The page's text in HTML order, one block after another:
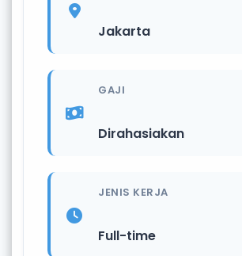
Jakarta
GAJI
Dirahasiakan
JENIS KERJA
Full-time